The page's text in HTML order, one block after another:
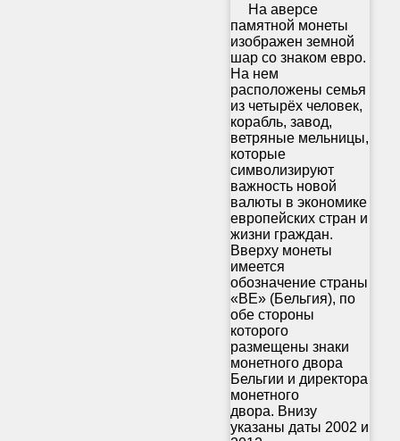
На аверсе
памятной монеты
изображен земной
шар со знаком евро.
На нем
расположены семья
из четырёх человек,
корабль, завод,
ветряные мельницы,
которые
символизируют
важность новой
валюты в экономике
европейских стран и
жизни граждан.
Вверху монеты
имеется
обозначение страны
«BE» (Бельгия), по
обе стороны
которого
размещены знаки
монетного двора
Бельгии и директора
монетного
двора. Внизу
указаны даты 2002 и